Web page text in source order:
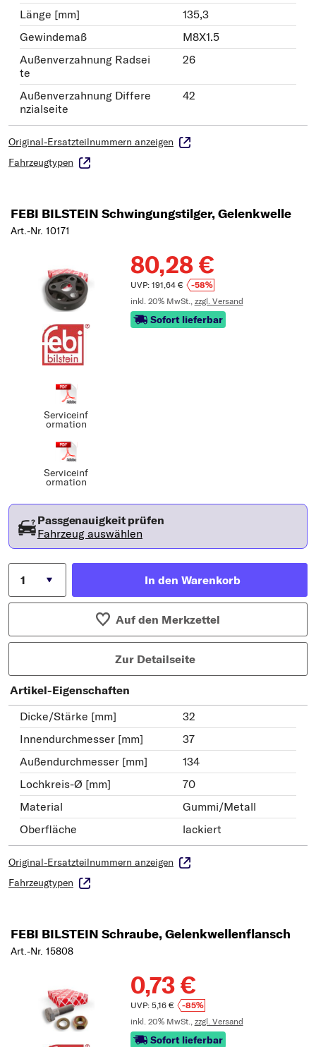
Länge [mm]
135,3
Gewindemaß
M8X1.5
Außenverzahnung Radsei
te
26
Außenverzahnung Differe
nzialseite
42
Original-Ersatzteilnummern anzeigen
Fahrzeugtypen
FEBI BILSTEIN Schwingungstilger, Gelenkwelle
Art.-Nr. 10171
Serviceinf
ormation
Serviceinf
ormation
80,28 €
UVP: 191,64 €
-58%
inkl. 20% MwSt., zzgl. Versand
Sofort lieferbar
Passgenauigkeit prüfen
Fahrzeug auswählen
In den Warenkorb
Auf den Merkzettel
Zur Detailseite
Artikel-Eigenschaften
Dicke/Stärke [mm]
32
Innendurchmesser [mm]
37
Außendurchmesser [mm]
134
Lochkreis-Ø [mm]
70
Material
Gummi/Metall
Oberfläche
lackiert
Original-Ersatzteilnummern anzeigen
Fahrzeugtypen
FEBI BILSTEIN Schraube, Gelenkwellenflansch
Art.-Nr. 15808
0,73 €
UVP: 5,16 €
-85%
inkl. 20% MwSt., zzgl. Versand
Sofort lieferbar